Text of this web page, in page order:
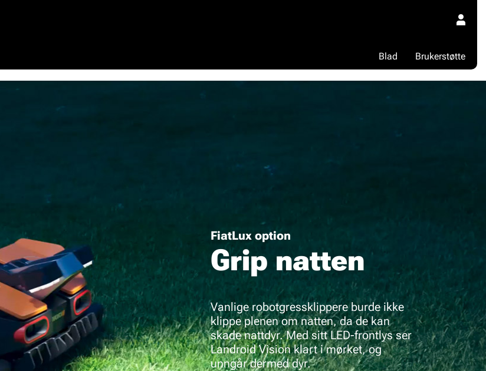
Brukerstøtte
Blad
FiatLux option
Grip natten
Vanlige robotgressklippere burde ikke
klippe plenen om natten, da de kan
skade nattdyr. Med sitt LED-frontlys ser
Landroid Vision klart i mørket, og
unngår dermed dyr.